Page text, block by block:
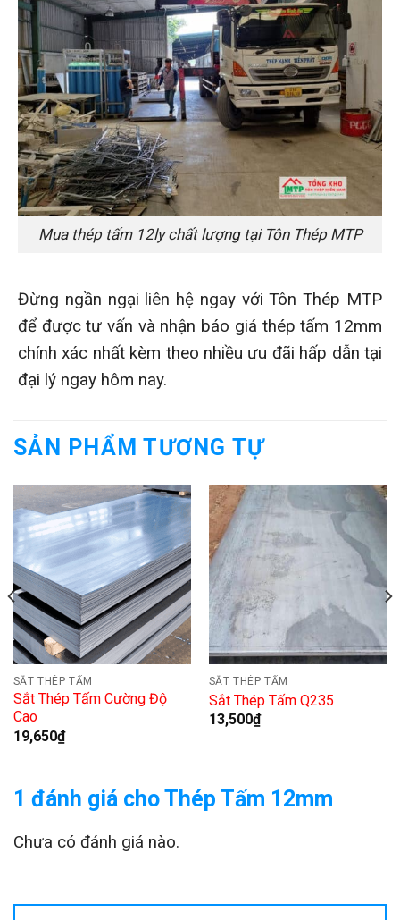
Mua thép tấm 12ly chất lượng tại Tôn Thép MTP
Đừng ngần ngại liên hệ ngay với Tôn Thép MTP
để được tư vấn và nhận báo giá thép tấm 12mm
chính xác nhất kèm theo nhiều ưu đãi hấp dẫn tại
đại lý ngay hôm nay.
SẢN PHẨM TƯƠNG TỰ
SẮT THÉP TẤM
Sắt Thép Tấm Cường Độ
Cao
19,650₫
SẮT THÉP TẤM
Sắt Thép Tấm Q235
13,500₫
1 đánh giá choThép Tấm 12mm
Chưa có đánh giá nào.